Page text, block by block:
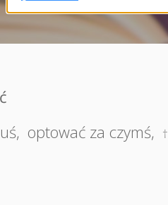
, optować za czymś, †